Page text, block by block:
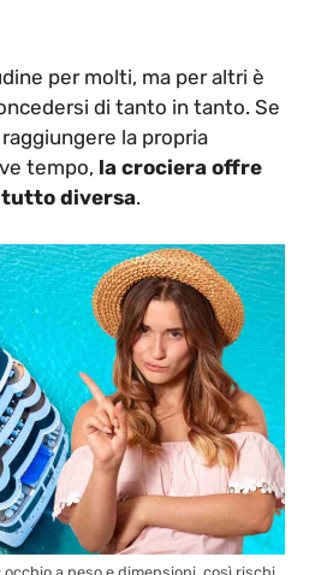
per molti, ma per altri è
di tanto in tanto. Se
la propria
tempo, la crociera offre
tutto diversa.